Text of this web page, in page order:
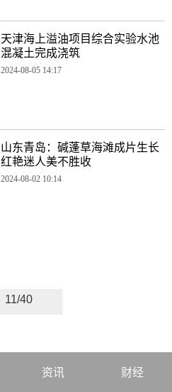
天津海上溢油项目综合实验水池
混凝土完成浇筑
2024-08-05 14:17
山东青岛：碱蓬草海滩成片生长
红艳迷人美不胜收
2024-08-02 10:14
11/40
资讯 财经